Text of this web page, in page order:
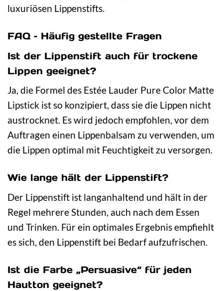
luxuriösen Lippenstifts.
FAQ – Häufig gestellte Fragen
Ist der Lippenstift auch für trockene
Lippen geeignet?
Ja, die Formel des Estée Lauder Pure Color Matte
Lipstick ist so konzipiert, dass sie die Lippen nicht
austrocknet. Es wird jedoch empfohlen, vor dem
Auftragen einen Lippenbalsam zu verwenden, um
die Lippen optimal mit Feuchtigkeit zu versorgen.
Wie lange hält der Lippenstift?
Der Lippenstift ist langanhaltend und hält in der
Regel mehrere Stunden, auch nach dem Essen
und Trinken. Für ein optimales Ergebnis empfiehlt
es sich, den Lippenstift bei Bedarf aufzufrischen.
Ist die Farbe „Persuasive“ für jeden
Hautton geeignet?